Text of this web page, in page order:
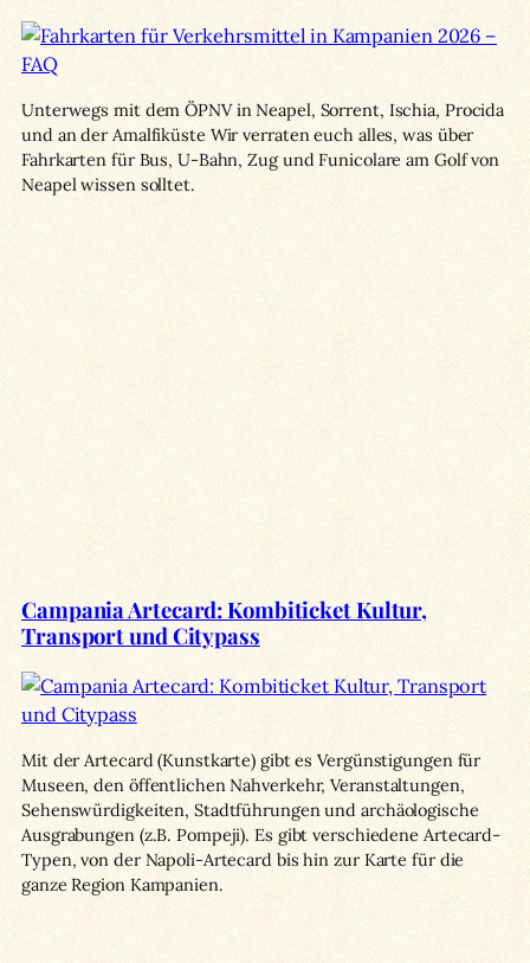
Unterwegs mit dem ÖPNV in Neapel, Sorrent, Ischia, Procida
und an der Amalfiküste Wir verraten euch alles, was über
Fahrkarten für Bus, U-Bahn, Zug und Funicolare am Golf von
Neapel wissen solltet.
Campania Artecard: Kombiticket Kultur,
Transport und Citypass
Mit der Artecard (Kunstkarte) gibt es Vergünstigungen für
Museen, den öffentlichen Nahverkehr, Veranstaltungen,
Sehenswürdigkeiten, Stadtführungen und archäologische
Ausgrabungen (z.B. Pompeji). Es gibt verschiedene Artecard-
Typen, von der Napoli-Artecard bis hin zur Karte für die
ganze Region Kampanien.